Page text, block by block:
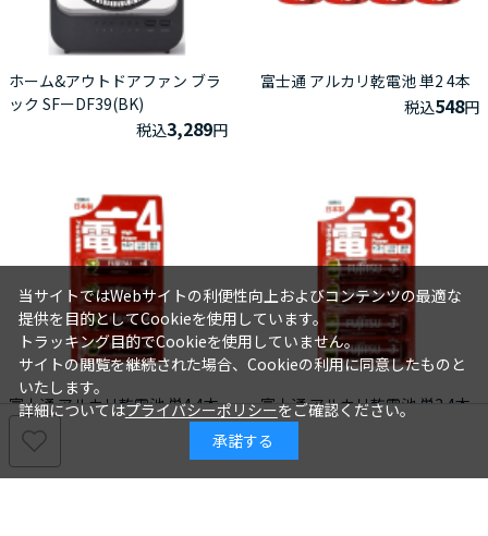
ホーム&アウトドアファン ブラ
ック SFーDF39(BK)
税込3,289円
富士通 アルカリ乾電池 単2 4本
税込548円
富士通 アルカリ乾電池 単4 4本
438円
富士通 アルカリ乾電池 単3 4本
当サイトではWebサイトの利便性向上およびコンテンツの最適な
提供を目的としてCookieを使用しています。
トラッキング目的でCookieを使用していません。
サイトの閲覧を継続された場合、Cookieの利用に同意したものと
いたします。
詳細についてはプライバシーポリシーをご確認ください。
承諾する